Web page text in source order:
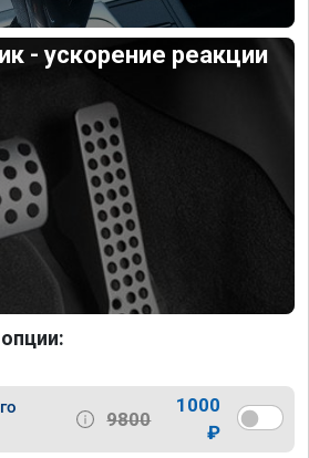
- ускорение реакции
9800
1000
₽